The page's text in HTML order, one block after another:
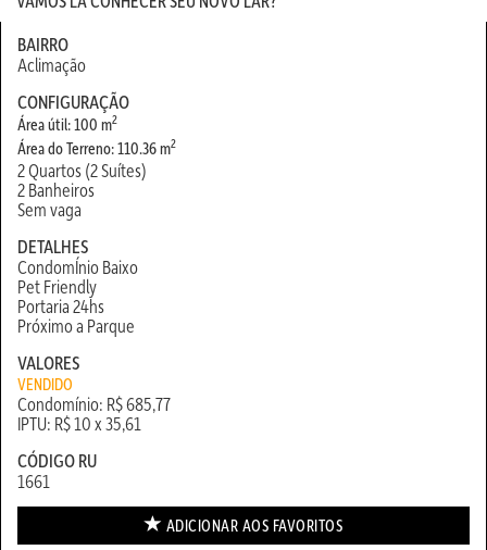
BAIRRO
Aclimação
CONFIGURAÇÃO
Área útil: 100 m2
Área do Terreno: 110.36 m2
2 Quartos (2 Suítes)
2 Banheiros
Sem vaga
DETALHES
CondomÍnio Baixo
Pet Friendly
Portaria 24hs
Próximo a Parque
VALORES
VENDIDO
Condomínio: R$ 685,77
IPTU: R$ 10 x 35,61
CÓDIGO RU
1661
ADICIONAR AOS FAVORITOS